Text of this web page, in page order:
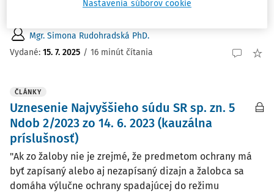
Mgr. Simona Rudohradská PhD.
Vydané: 15. 7. 2025 / 16 minút čítania
ČLÁNKY
Uznesenie Najvyššieho súdu SR sp. zn. 5
Ndob 2/2023 zo 14. 6. 2023 (kauzálna
príslušnosť)
"Ak zo žaloby nie je zrejmé, že predmetom ochrany má
byť zapísaný alebo aj nezapísaný dizajn a žalobca sa
domáha výlučne ochrany spadajúcej do režimu
Nastavenia súborov cookie